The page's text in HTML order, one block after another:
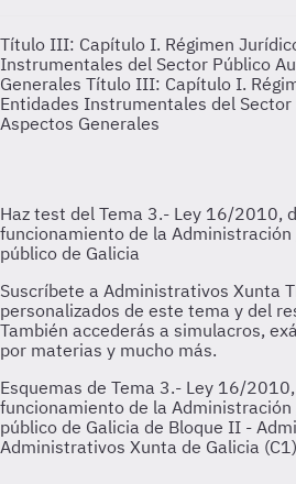
Título III: Capítulo I. Régimen
Instrumentales del Sector Público
Generales Título III: Capítulo I.
Entidades Instrumentales del
Aspectos Generales
Esquemas de Tema 3.- Ley 16/
funcionamiento de la
público de Galicia de Bloque II -
Administrativos Xunta de Galicia